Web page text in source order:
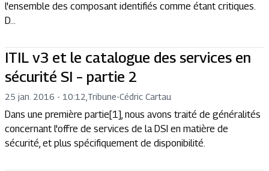
l'ensemble des composant identifiés comme étant critiques.
D...
ITIL v3 et le catalogue des services en
sécurité SI – partie 2
25 jan. 2016 - 10:12 Tribune-Cédric Cartau
Dans une première partie[1], nous avons traité de généralités
concernant l'offre de services de la DSI en matière de
sécurité, et plus spécifiquement de disponibilité.